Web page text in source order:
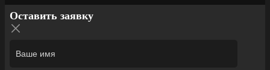
Оставить заявку